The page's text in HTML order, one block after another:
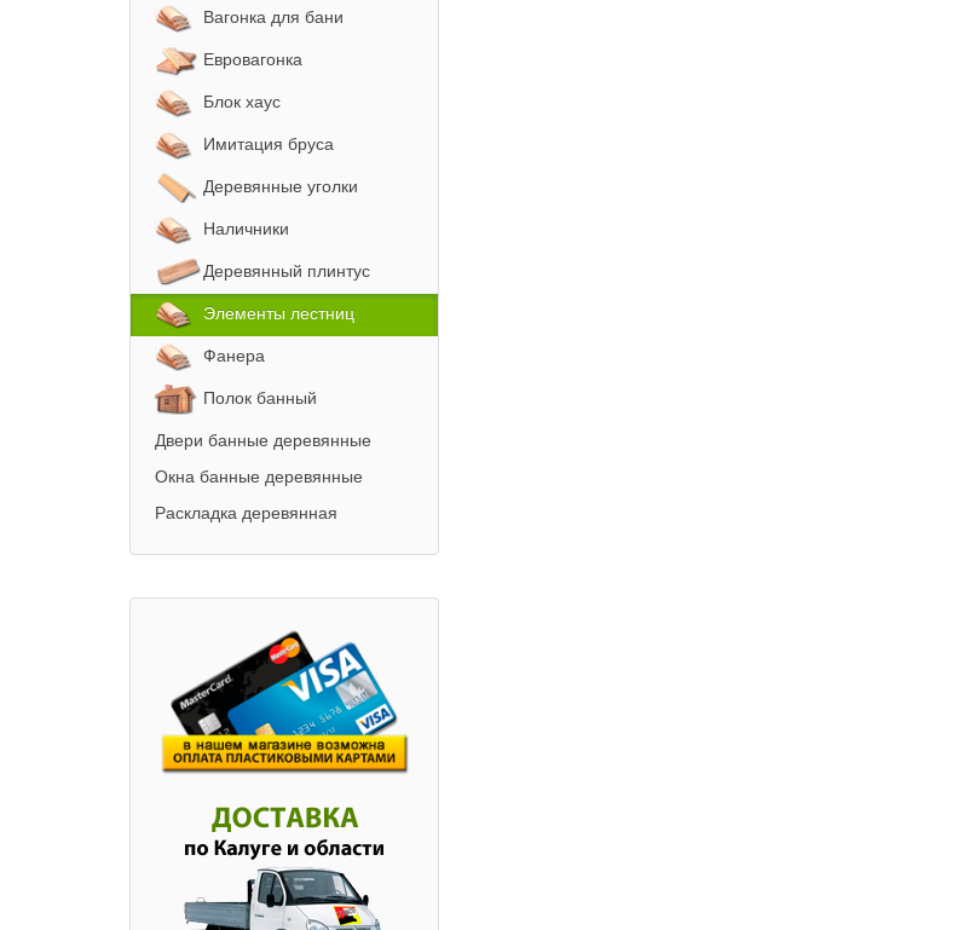
Вагонка для бани
Евровагонка
Блок хаус
Имитация бруса
Деревянные уголки
Наличники
Деревянный плинтус
Элементы лестниц
Фанера
Полок банный
Двери банные деревянные
Окна банные деревянные
Раскладка деревянная